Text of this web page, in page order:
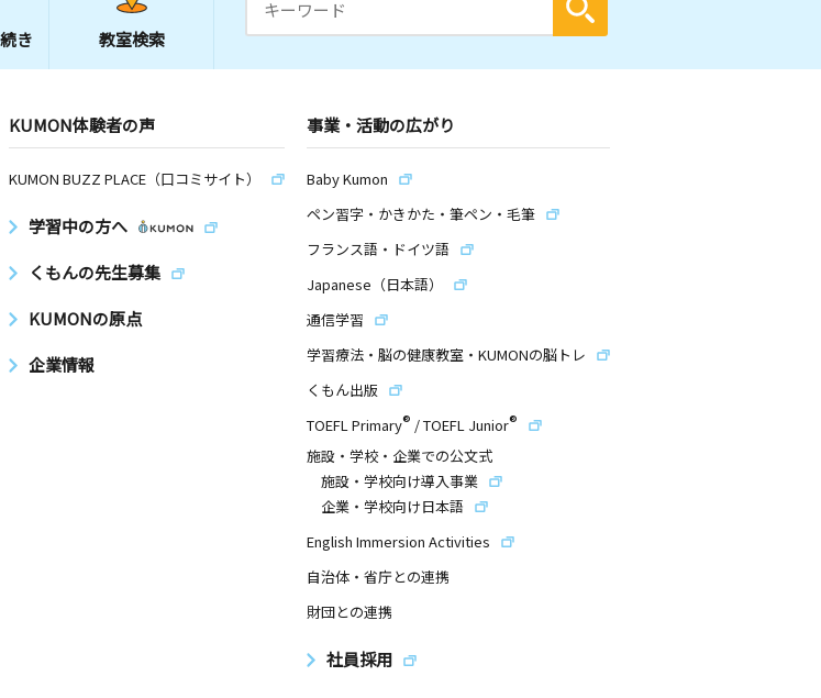
き 教室検索
KUMON体験者の声
KUMON BUZZ PLACE（口コミサイト）
学習中の方へ
くもんの先生募集
KUMONの原点
企業情報
事業・活動の広がり
Baby Kumon
ペン習字・かきかた・筆ペン・毛筆
フランス語・ドイツ語
Japanese（日本語）
通信学習
学習療法・脳の健康教室・KUMONの脳トレ
くもん出版
TOEFL Primary® /TOEFL Junior®
施設・学校・企業での公文式
施設・学校向け導入事業
企業・学校向け日本語
English Immersion Activities
自治体・省庁との連携
財団との連携
社員採用